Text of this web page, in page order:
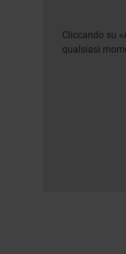
Cliccando su
qualsiasi